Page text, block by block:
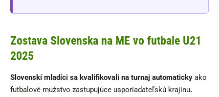
Zostava Slovenska na ME vo futbale U21
2025
Slovenskí mladíci sa kvalifikovali na turnaj automaticky ako
futbalové mužstvo zastupujúce usporiadateľskú krajinu.